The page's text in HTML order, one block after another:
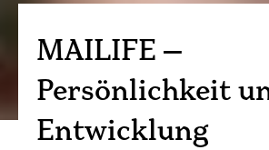
MAILIFE –
Persönlichkeit
Entwicklung